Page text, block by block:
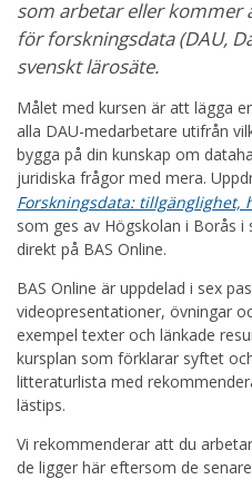
som arbetar eller kommer
för forskningsdata (DAU,
svenskt lärosäte.
Målet med kursen är att lägga
alla DAU-medarbetare utifrån
bygga på din kunskap om
juridiska frågor med mera.
Forskningsdata: tillgänglighet,
som ges av Högskolan i Borås
direkt på BAS Online.
BAS Online är uppdelad i sex
videopresentationer, övningar
exempel texter och länkade
kursplan som förklarar syftet
litteraturlista med
lästips.
Vi rekommenderar att du
de ligger här eftersom de